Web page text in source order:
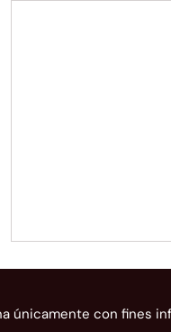
únicamente con fines